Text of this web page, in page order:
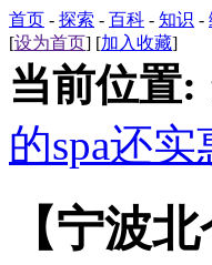
首页 - 探索 - 百科 - 知识 -
[设为首页] [加入收藏]
当前位置:
的spa还
【宁波